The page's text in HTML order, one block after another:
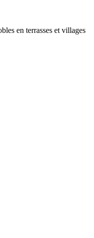
en terrasses et villages